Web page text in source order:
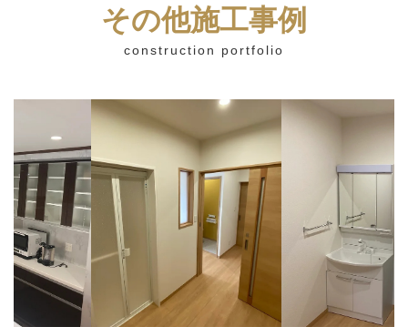
その他施工事例
construction portfolio